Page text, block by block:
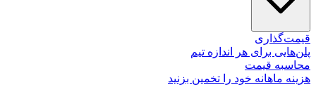
برای هر اندازه تیم
قیمت
ماهانه خود را تخمین بزنید